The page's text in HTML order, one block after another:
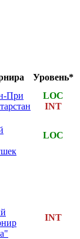
Уровень*
При
LOC
INT
LOC
INT